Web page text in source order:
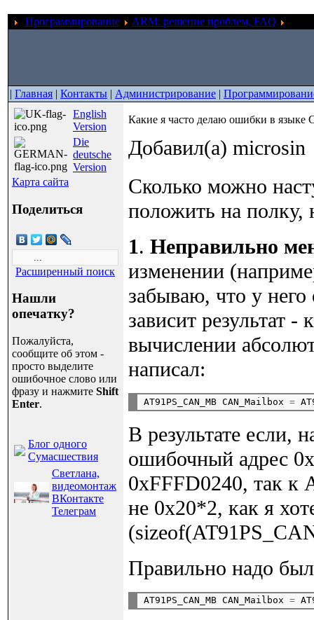
Программирование ARM: решение проблем, FAQ
| Главная | Контакты | Администрирование |
English
Version
Die
deutsche
Version
Карта сайта
Поделиться
Расширенный поиск
Нашли
опечатку?
Пожалуйста,
сообщите об этом -
просто выделите
ошибочное слово или
фразу и нажмите Shift
Enter.
Блог одного
Сумасшествия
Светлана,
видеомонтаж
ВКонтакте
Телеграм
Какие я часто делаю ошибки в языке
Добавил(а) microsin
Сколько можно
положить на полку,
1. Неправильно
изменении
забываю, что у него
зависит результат
вычислении
написал:
AT91PS_CAN_MB CAN_Mailbox =
В результате если,
ошибочный адрес
0xFFFD0240, так к
не 0x20*2, как я
Правильно надо
AT91PS_CAN_MB CAN_Mailbox =